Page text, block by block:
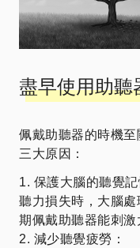
盡早使用助聽
佩戴助聽器的時機
三大原因：
1. 保護大腦的聽覺記
聽力損失時，大腦
期佩戴助聽器能刺激
2. 減少聽覺疲勞：